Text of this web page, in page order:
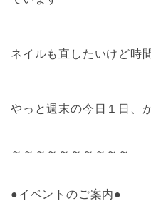
ネイルも直したいけど時
やっと週末の今日１日、
～～～～～～～～～～
●イベントのご案内●